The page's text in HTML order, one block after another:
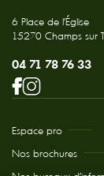
6 Place de l'Église
15270 Champs sur
04 71 78 76 33
Espace pro
Nos brochures